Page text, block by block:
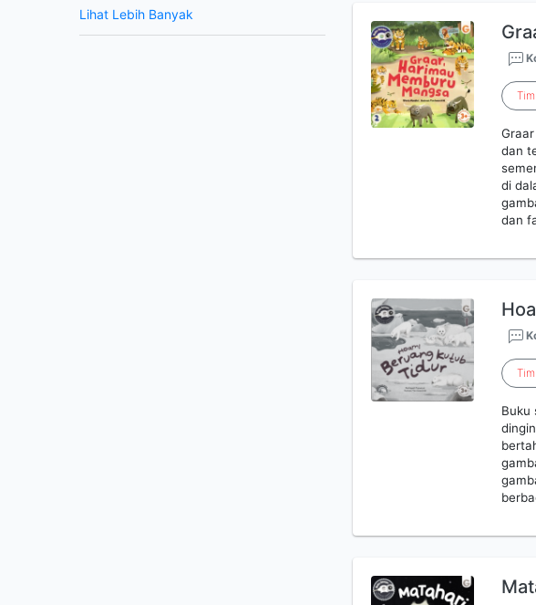
Lihat Lebih Banyak
Tim
dan
di
dan
Tim
Buku